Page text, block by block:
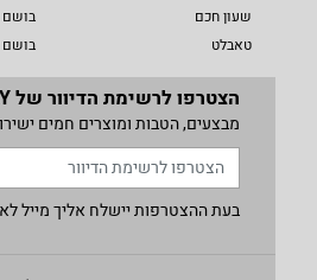
שעון חכם
טאבלט
בושם
הצטרפו לרשימת הדיוור של IVORY
מבצעים, הטבות ומוצרים חמים
בעת ההצטרפות יישלח אליך מייל